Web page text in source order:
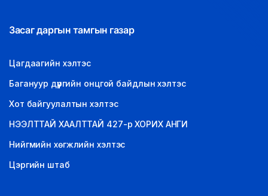
Засаг даргын тамгын газар
Цагдаагийн хэлтэс
Багануур дүүргийн онцгой байдлын хэлтэс
Хот байгуулалтын хэлтэс
НЭЭЛТТАЙ ХААЛТТАЙ 427-р ХОРИХ АНГИ
Нийгмийн хөгжлийн хэлтэс
Цэргийн штаб